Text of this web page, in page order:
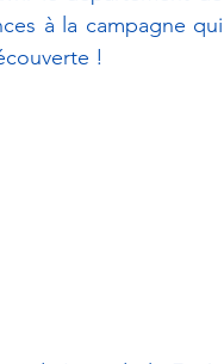
à la campagne qui
!